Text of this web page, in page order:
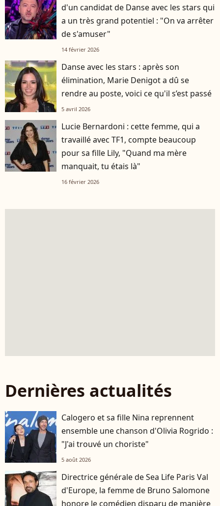
d'un candidat de Danse avec les stars qui
a un très grand potentiel : "On va arrêter
de s'amuser"
14 février 2026
Danse avec les stars : après son
élimination, Marie Denigot a dû se
rendre au poste, voici ce qu'il s’est passé
5 avril 2026
Lucie Bernardoni : cette femme, qui a
travaillé avec TF1, compte beaucoup
pour sa fille Lily, "Quand ma mère
manquait, tu étais là"
16 février 2026
Dernières actualités
Calogero et sa fille Nina reprennent
ensemble une chanson d'Olivia Rogrido :
"J'ai trouvé un choriste"
5 août 2026
Directrice générale de Sea Life Paris Val
d'Europe, la femme de Bruno Salomone
honore le comédien disparu de manière